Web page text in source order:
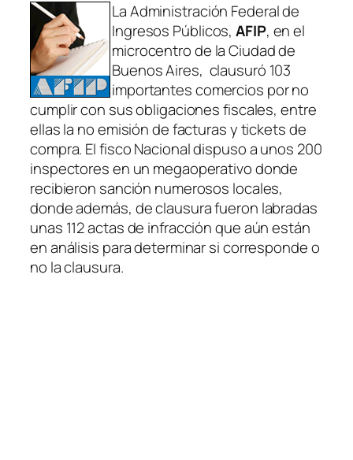
La Administración Federal de
Ingresos Públicos,AFIP, en el
microcentro de la Ciudad de
Buenos Aires, clausuró 103
importantes comercios por no
cumplir con sus obligaciones fiscales, entre
ellas la no emisión de facturas y tickets de
compra. El fisco Nacional dispuso a unos 200
inspectores en un megaoperativo donde
recibieron sanción numerosos locales,
donde además, de clausura fueron labradas
unas 112 actas de infracción que aún están
en análisis para determinar si corresponde o
no la clausura.